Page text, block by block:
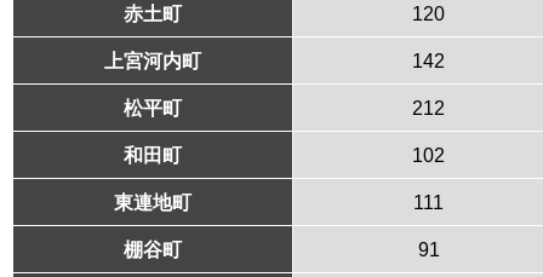
赤土町 120
上宮河内町 142
松平町 212
和田町 102
東連地町 111
棚谷町 91